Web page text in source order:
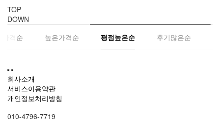
TOP
DOWN
가격순
높은가격순 평점높은순 후기많은순
회사소개
서비스이용약관
개인정보처리방침
010-4796-7719